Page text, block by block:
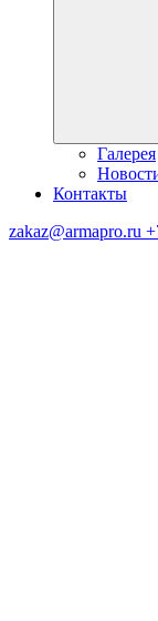
Галерея
Контакты
zakaz@armapro.ru